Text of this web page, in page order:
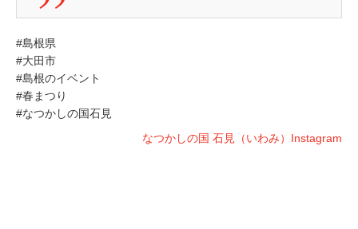
#島根県
#大田市
#島根のイベント
#春まつり
#なつかしの国石見
なつかしの国 石見（いわみ）Instagram